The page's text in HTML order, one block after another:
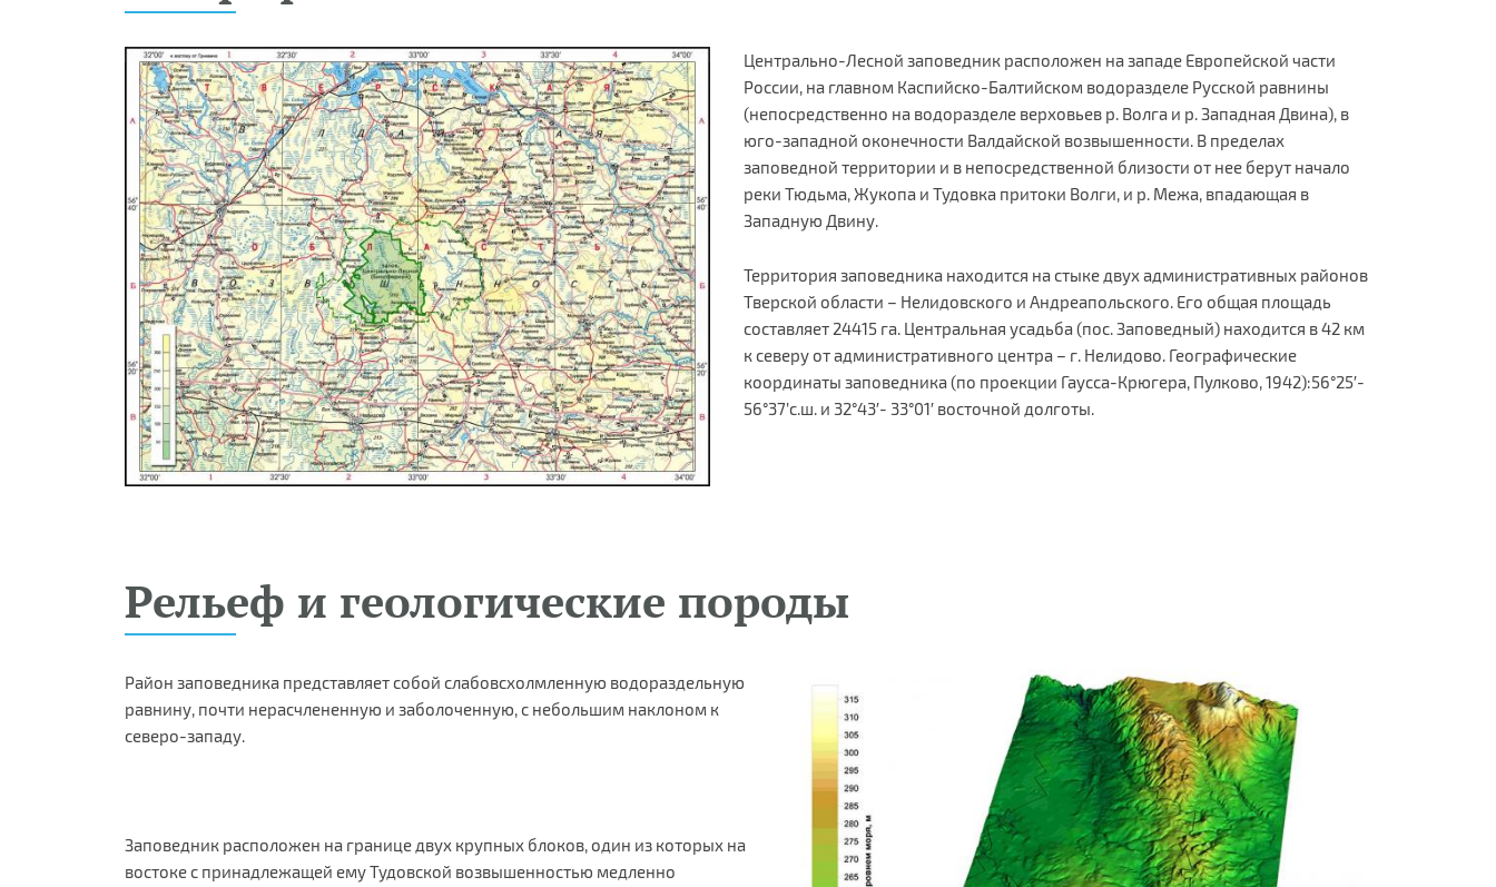
Центрально-Лесной заповедник расположен на западе Европейской части
России, на главном Каспийско-Балтийском водоразделе Русской равнины
(непосредственно на водоразделе верховьев р. Волга и р. Западная Двина), в
юго-западной оконечности Валдайской возвышенности. В пределах
заповедной территории и в непосредственной близости от нее берут начало
реки Тюдьма, Жукопа и Тудовка притоки Волги, и р. Межа, впадающая в
Западную Двину.
Территория заповедника находится на стыке двух административных районов
Тверской области – Нелидовского и Андреапольского. Его общая площадь
составляет 24415 га. Центральная усадьба (пос. Заповедный) находится в 42 км
к северу от административного центра – г. Нелидово. Географические
координаты заповедника (по проекции Гаусса-Крюгера, Пулково, 1942):56°25′-
56°37’с.ш. и 32°43′- 33°01′ восточной долготы.
Рельеф и геологические породы
Район заповедника представляет собой слабовсхолмленную водораздельную
равнину, почти нерасчлененную и заболоченную, с небольшим наклоном к
северо-западу.
Заповедник расположен на границе двух крупных блоков, один из которых на
востоке с принадлежащей ему Тудовской возвышенностью медленно